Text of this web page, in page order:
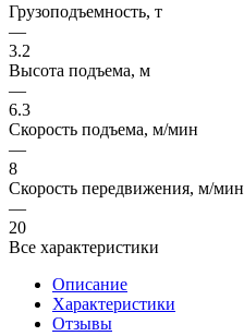
Грузоподъемность, т
—
3.2
Высота подъема, м
—
6.3
Скорость подъема, м/мин
—
8
Скорость передвижения, м/мин
—
20
Все характеристики
Описание
Характеристики
Отзывы